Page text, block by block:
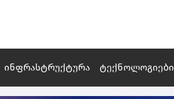
ინფრასტრუქტურა ტექნოლოგიები